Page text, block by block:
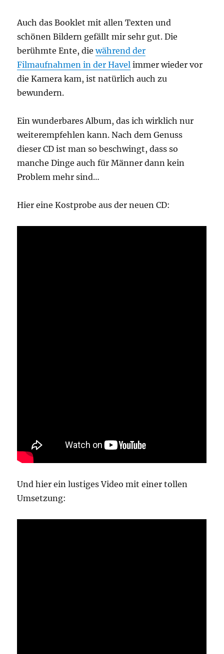
Auch das Booklet mit allen Texten und
schönen Bildern gefällt mir sehr gut. Die
berühmte Ente, diewährend der
Filmaufnahmen in der Havel immer wieder vor
die Kamera kam, ist natürlich auch zu
bewundern.
Ein wunderbares Album, das ich wirklich nur
weiterempfehlen kann. Nach dem Genuss
dieser CD ist man so beschwingt, dass so
manche Dinge auch für Männer dann kein
Problem mehr sind…
Hier eine Kostprobe aus der neuen CD:
Und hier ein lustiges Video mit einer tollen
Umsetzung: